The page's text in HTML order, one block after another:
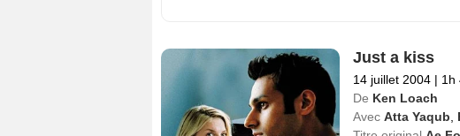
Just a kiss
14 juillet 2004 | 1h
De Ken Loach
Avec Atta Yaqub